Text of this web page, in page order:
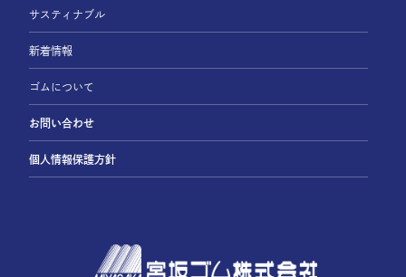
サスティナブル
新着情報
ゴムについて
お問い合わせ
個人情報保護方針